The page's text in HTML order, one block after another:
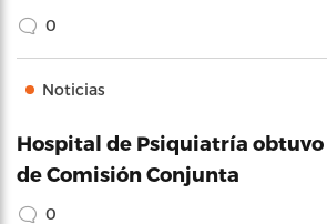
0
Noticias
Hospital de Psiquiatría
de Comisión Conjunta
0